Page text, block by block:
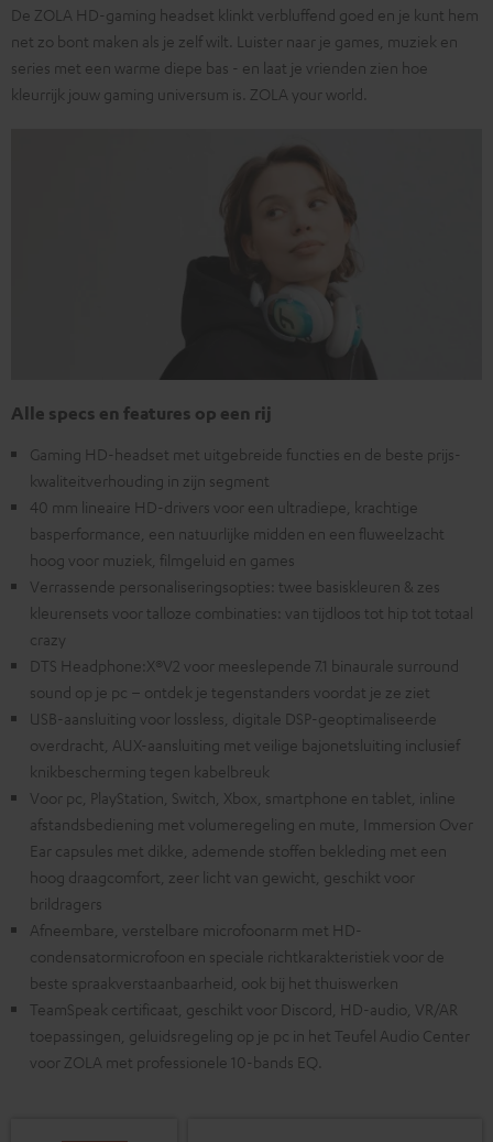
De ZOLA HD-gaming headset klinkt verbluffend goed en je kunt hem
net zo bont maken als je zelf wilt. Luister naar je games, muziek en
series met een warme diepe bas - en laat je vrienden zien hoe
kleurrijk jouw gaming universum is. ZOLA your world.
Alle specs en features op een rij
Gaming HD-headset met uitgebreide functies en de beste prijs-
kwaliteitverhouding in zijn segment
40 mm lineaire HD-drivers voor een ultradiepe, krachtige
basperformance, een natuurlijke midden en een fluweelzacht
hoog voor muziek, filmgeluid en games
Verrassende personaliseringsopties: twee basiskleuren & zes
kleurensets voor talloze combinaties: van tijdloos tot hip tot totaal
crazy
DTS Headphone:X®V2 voor meeslepende 7.1 binaurale surround
sound op je pc – ontdek je tegenstanders voordat je ze ziet
USB-aansluiting voor lossless, digitale DSP-geoptimaliseerde
overdracht, AUX-aansluiting met veilige bajonetsluiting inclusief
knikbescherming tegen kabelbreuk
Voor pc, PlayStation, Switch, Xbox, smartphone en tablet, inline
afstandsbediening met volumeregeling en mute, Immersion Over
Ear capsules met dikke, ademende stoffen bekleding met een
hoog draagcomfort, zeer licht van gewicht, geschikt voor
brildragers
Afneembare, verstelbare microfoonarm met HD-
condensatormicrofoon en speciale richtkarakteristiek voor de
beste spraakverstaanbaarheid, ook bij het thuiswerken
TeamSpeak certificaat, geschikt voor Discord, HD-audio, VR/AR
toepassingen, geluidsregeling op je pc in het Teufel Audio Center
voor ZOLA met professionele 10-bands EQ.